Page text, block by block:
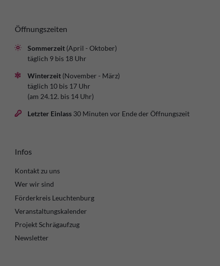
Öffnungszeiten
Sommerzeit (April - Oktober)
täglich 9 bis 18 Uhr
Winterzeit (November - März)
täglich 10 bis 17 Uhr
(am 24.12. bis 14 Uhr)
Letzter Einlass 30 Minuten vor Ende der Öffnungszeit
Infos
Kontakt zu uns
Wer wir sind
Förderkreis Leuchtenburg
Veranstaltungskalender
Projekt Schrägaufzug
Newsletter